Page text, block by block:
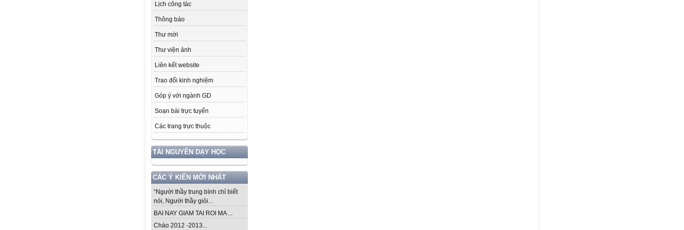
Lịch công tác
Thông báo
Thư mời
Thư viện ảnh
Liên kết website
Trao đổi kinh nghiệm
Góp ý với ngành GD
Soạn bài trực tuyến
Các trang trực thuộc
TÀI NGUYÊN DẠY HỌC
CÁC Ý KIẾN MỚI NHẤT
“Người thầy trung bình chỉ biết
nói, Người thầy giỏi...
BAI NAY GIAM TAI ROI MA ...
Chào 2012 -2013...